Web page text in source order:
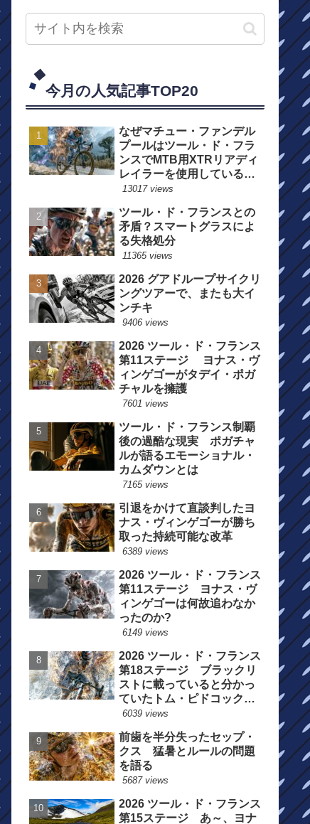
今月の人気記事TOP20
なぜマチュー・ファンデル
プールはツール・ド・フラ
ンスでMTB用XTRリアディ
レイラーを使用しているの
か？
13017 views
ツール・ド・フランスとの
矛盾？スマートグラスによ
る失格処分
11365 views
2026 グアドループサイクリ
ングツアーで、またも大イ
ンチキ
9406 views
2026 ツール・ド・フランス
第11ステージ ヨナス・ヴ
ィンゲゴーがタデイ・ポガ
チャルを擁護
7601 views
ツール・ド・フランス制覇
後の過酷な現実 ポガチャ
ルが語るエモーショナル・
カムダウンとは
7165 views
引退をかけて直談判したヨ
ナス・ヴィンゲゴーが勝ち
取った持続可能な改革
6389 views
2026 ツール・ド・フランス
第11ステージ ヨナス・ヴ
ィンゲゴーは何故追わなか
ったのか?
6149 views
2026 ツール・ド・フランス
第18ステージ ブラックリ
ストに載っていると分かっ
ていたトム・ピドコックは
総合順位死守に
6039 views
前歯を半分失ったセップ・
クス 猛暑とルールの問題
を語る
5687 views
2026 ツール・ド・フランス
第15ステージ あ～、ヨナ